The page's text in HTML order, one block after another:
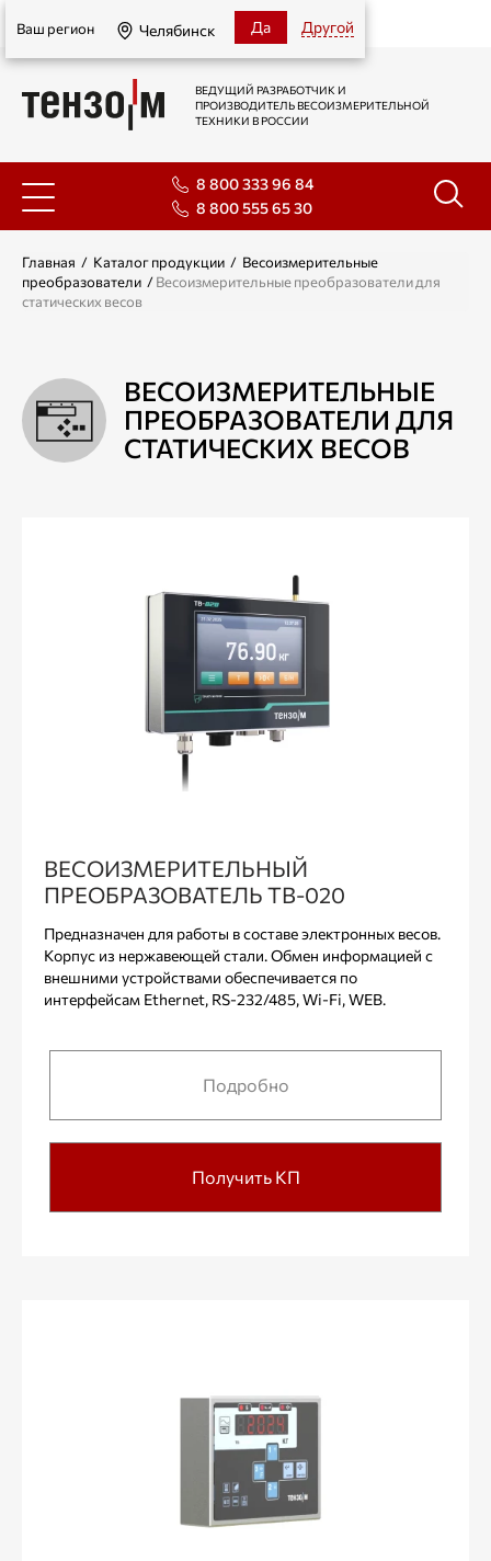
Челябинск
Ваш регион Челябинск Да Другой
ВЕДУЩИЙ РАЗРАБОТЧИК И
ПРОИЗВОДИТЕЛЬ ВЕСОИЗМЕРИТЕЛЬНОЙ
ТЕХНИКИ В РОССИИ
8 800 333 96 84
8 800 555 65 30
Главная / Каталог продукции / Весоизмерительные
преобразователи /Весоизмерительные преобразователи для
статических весов
ВЕСОИЗМЕРИТЕЛЬНЫЕ
ПРЕОБРАЗОВАТЕЛИ ДЛЯ
СТАТИЧЕСКИХ ВЕСОВ
ВЕСОИЗМЕРИТЕЛЬНЫЙ
ПРЕОБРАЗОВАТЕЛЬ ТВ-020
Предназначен для работы в составе электронных весов.
Корпус из нержавеющей стали. Обмен информацией с
внешними устройствами обеспечивается по
интерфейсам Ethernet, RS-232/485, Wi-Fi, WEB.
Подробно
Получить КП